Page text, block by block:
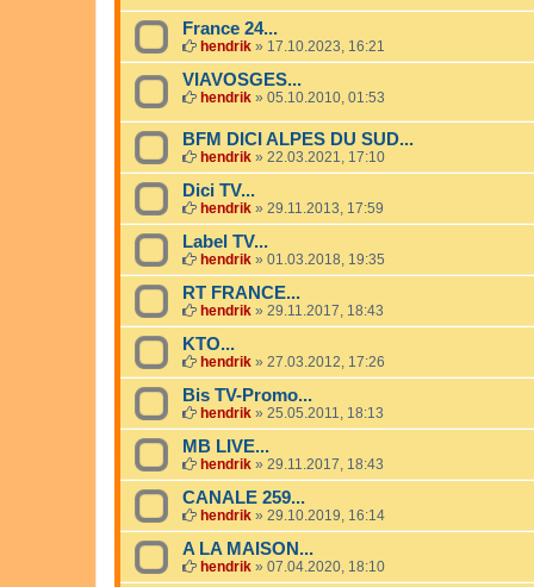
France 24...
hendrik » 17.10.2023, 16:21
VIAVOSGES...
hendrik » 05.10.2010, 01:53
BFM DICI ALPES DU SUD...
hendrik » 22.03.2021, 17:10
Dici TV...
hendrik » 29.11.2013, 17:59
Label TV...
hendrik » 01.03.2018, 19:35
RT FRANCE...
hendrik » 29.11.2017, 18:43
KTO...
hendrik » 27.03.2012, 17:26
Bis TV-Promo...
hendrik » 25.05.2011, 18:13
MB LIVE...
hendrik » 29.11.2017, 18:43
CANALE 259...
hendrik » 29.10.2019, 16:14
A LA MAISON...
hendrik » 07.04.2020, 18:10